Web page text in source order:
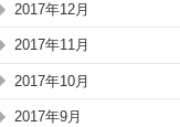
2017年12月
2017年11月
2017年10月
2017年9月